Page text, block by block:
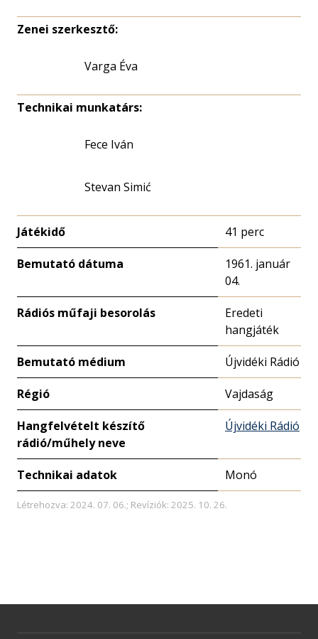
Zenei szerkesztő:
Varga Éva
Technikai munkatárs:
Fece Iván
Stevan Simić
Játékidő 41 perc
Bemutató dátuma
1961. január
04.
Rádiós műfaji besorolás
Eredeti
hangjáték
Bemutató médium Újvidéki Rádió
Régió Vajdaság
Hangfelvételt készítő
rádió/műhely neve
Újvidéki Rádió
Technikai adatok Monó
Létrehozva: 2024. 07. 06.; Revíziók: 2025. 10. 26.